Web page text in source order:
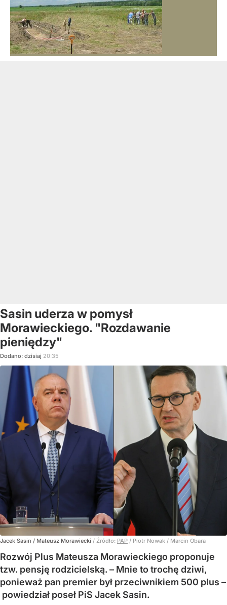
Sasin uderza w pomysł
Morawieckiego. "Rozdawanie
pieniędzy"
Dodano: dzisiaj 20:35
Jacek Sasin / Mateusz Morawiecki / Źródło: PAP / Piotr Nowak / Marcin Obara
Rozwój Plus Mateusza Morawieckiego proponuje
tzw. pensję rodzicielską. – Mnie to trochę dziwi,
ponieważ pan premier był przeciwnikiem 500 plus –
powiedział poseł PiS Jacek Sasin.